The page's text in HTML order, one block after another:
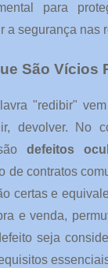
para
a segurança nas
São Vícios
"redibir"
devolver. No
defeitos
de contratos
certas e
e venda,
seja